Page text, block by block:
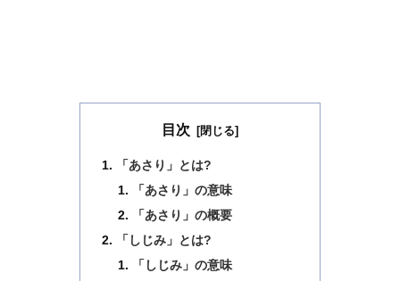
目次
「あさり」とは?
「あさり」の意味
「あさり」の概要
「しじみ」とは?
「しじみ」の意味